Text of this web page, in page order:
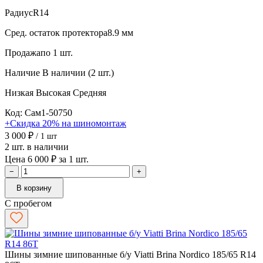
РадиусR14
Сред. остаток протектора8.9 мм
Продажапо 1 шт.
Наличие В наличии (2 шт.)
Низкая Высокая Средняя
Код: Сам1-50750
+Скидка 20% на шиномонтаж
3 000 ₽ / 1 шт
2 шт. в наличии
Цена 6 000 ₽ за 1 шт.
−
+
В корзину
С пробегом
Шины зимние шипованные б/у Viatti Brina Nordico 185/65 R14